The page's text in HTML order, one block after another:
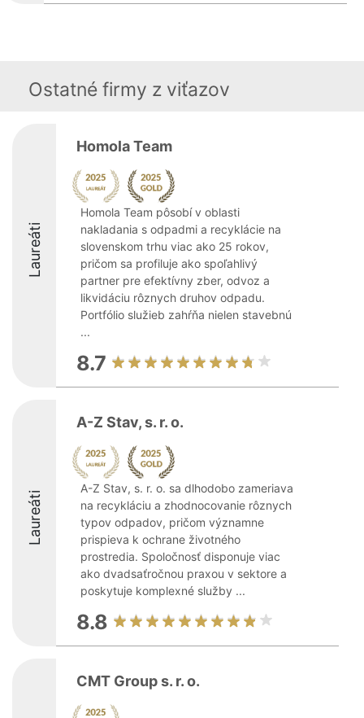
Ostatné firmy z viťazov
Laureáti
Homola Team
Homola Team pôsobí v oblasti
nakladania s odpadmi a recyklácie na
slovenskom trhu viac ako 25 rokov,
pričom sa profiluje ako spoľahlivý
partner pre efektívny zber, odvoz a
likvidáciu rôznych druhov odpadu.
Portfólio služieb zahŕňa nielen stavebnú
...
8.7
Laureáti
A-Z Stav, s. r. o.
A-Z Stav, s. r. o. sa dlhodobo zameriava
na recykláciu a zhodnocovanie rôznych
typov odpadov, pričom významne
prispieva k ochrane životného
prostredia. Spoločnosť disponuje viac
ako dvadsaťročnou praxou v sektore a
poskytuje komplexné služby ...
8.8
CMT Group s. r. o.